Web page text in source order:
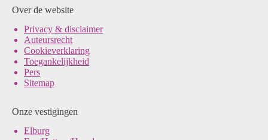
Onze vestigingen
Elburg
Over de website
Privacy & disclaimer
Auteursrecht
Cookieverklaring
Toegankelijkheid
Pers
Sitemap